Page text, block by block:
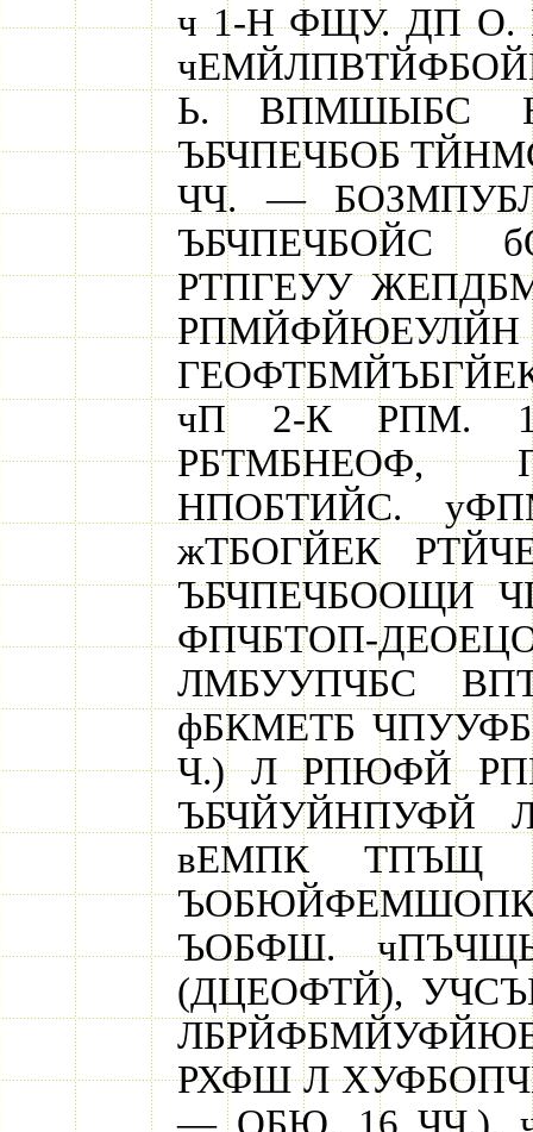
ч 1-Н ФЩУ. ДП О.
Ь. ВПМШЫБС
ЪБЧПЕЧБОБ
ЧЧ. —
ЪБЧПЕЧБОЙС
РТПГЕУУ
чП 2-К РПМ.
РБТМБНЕОФ,
НПОБТИЙС.
жТБОГЙЕК
ЪБЧПЕЧБООЩИ
ФПЧБТОП-
ЛМБУУПЧБС
фБКМЕТБ
Ч.) Л РПЮФЙ
ЪБЧЙУЙНПУФЙ
вЕМПК ТПЪЩ
ЪОБФШ.
(ДЦЕОФТЙ),
РХФШ Л